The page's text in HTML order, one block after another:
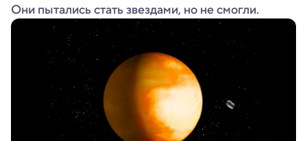
Они пытались стать звездами, но не смогли.